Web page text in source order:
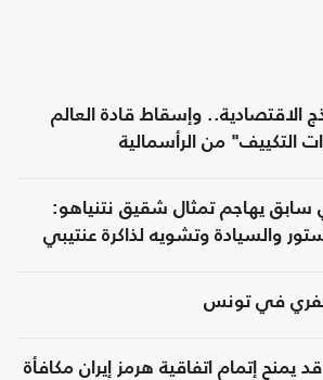
الاقتصادية.. وإسقاط قادة العالم
التكييف" من الرأسمالية
سابق يهاجم تمثال شقيق نتنياهو:
والسيادة وتشويه لذاكرة عنتيبي
في تونس
يمنح إتمام اتفاقية هرمز إيران مكافأة